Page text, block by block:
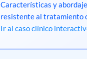
Características y
resistente al tratamiento
Ir al caso clínico